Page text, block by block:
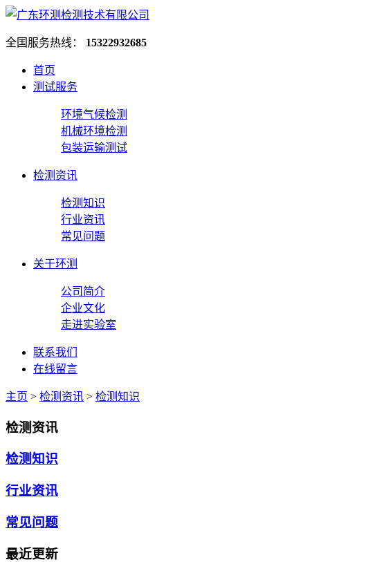
全国服务热线： 15322932685
首页
测试服务
环境气候检测
机械环境检测
包装运输测试
检测资讯
检测知识
行业资讯
常见问题
关于环测
公司简介
企业文化
走进实验室
联系我们
在线留言
主页 > 检测资讯 > 检测知识
检测资讯
检测知识
行业资讯
常见问题
最近更新